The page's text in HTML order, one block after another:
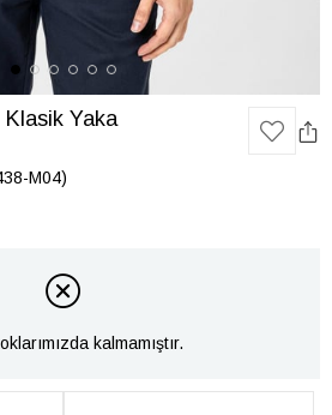
Klasik Yaka
M04)
kalmamıştır.